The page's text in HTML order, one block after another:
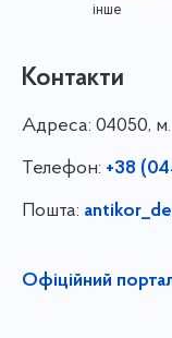
інше
Контакти
Адреса: 04050, м.
Телефон: +38
Пошта:
Офіційний